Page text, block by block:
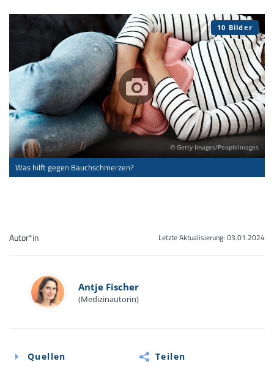
© Getty Images/PeopleImages
Was hilft gegen Bauchschmerzen?
10 Bilder
Letzte Aktualisierung: 03.01.2024
Autor*in
Antje Fischer
(Medizinautorin)
Quellen Teilen